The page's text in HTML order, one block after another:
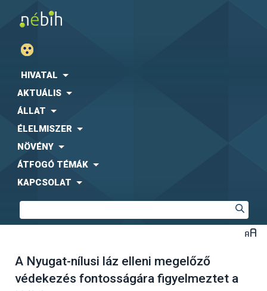
HIVATAL
AKTUÁLIS
ÁLLAT
ÉLELMISZER
NÖVÉNY
ÁTFOGÓ TÉMÁK
KAPCSOLAT
A Nyugat-nílusi láz elleni megelőző
védekezés fontosságára figyelmeztet a